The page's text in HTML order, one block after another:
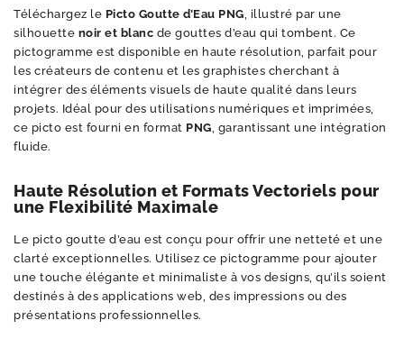
Téléchargez le Picto Goutte d’Eau PNG , illustré par une
silhouette noir et blanc de gouttes d’eau qui tombent. Ce
pictogramme est disponible en haute résolution, parfait pour
les créateurs de contenu et les graphistes cherchant à
intégrer des éléments visuels de haute qualité dans leurs
projets. Idéal pour des utilisations numériques et imprimées,
ce picto est fourni en format PNG , garantissant une intégration
fluide.
Haute Résolution et Formats Vectoriels pour
une Flexibilité Maximale
Le picto goutte d’eau est conçu pour offrir une netteté et une
clarté exceptionnelles. Utilisez ce pictogramme pour ajouter
une touche élégante et minimaliste à vos designs, qu’ils soient
destinés à des applications web, des impressions ou des
présentations professionnelles.